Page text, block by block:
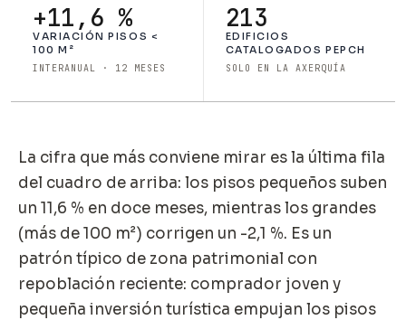
+11,6 %
VARIACIÓN PISOS <
100 M²
INTERANUAL · 12 MESES
213
EDIFICIOS
CATALOGADOS PEPCH
SOLO EN LA AXERQUÍA
La cifra que más conviene mirar es la última fila
del cuadro de arriba: los pisos pequeños suben
un 11,6 % en doce meses, mientras los grandes
(más de 100 m²) corrigen un -2,1 %. Es un
patrón típico de zona patrimonial con
repoblación reciente: comprador joven y
pequeña inversión turística empujan los pisos